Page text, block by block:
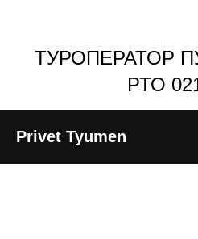
ТУРОПЕРАТОР
РТО
Privet Tyumen